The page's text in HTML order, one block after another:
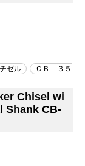
ゼル
ＣＢ－３５
Chisel wi
Shank CB-